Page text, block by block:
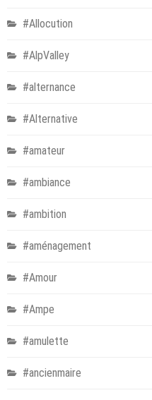
#Allocution
#AlpValley
#alternance
#Alternative
#amateur
#ambiance
#ambition
#aménagement
#Amour
#Ampe
#amulette
#ancienmaire